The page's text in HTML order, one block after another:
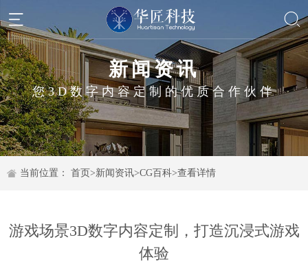
新闻资讯
您3D数字内容定制的优质合作伙伴
当前位置： 首页>新闻资讯>CG百科>查看详情
游戏场景3D数字内容定制，打造沉浸式游戏
体验